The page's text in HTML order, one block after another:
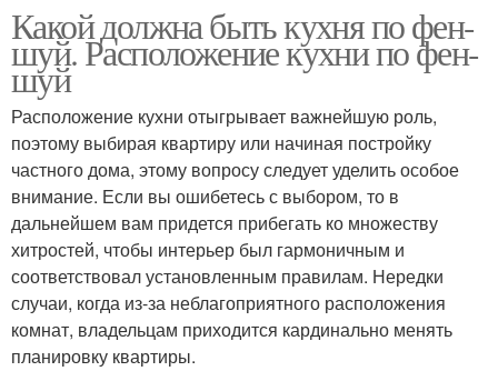
Цвета на окнах Цвета в интерьере
Цвета для подоконника Тенелюбивые цветы
Цвета в кашпо Цвета на подоконнике
Какой должна быть кухня по фен-
шуй. Расположение кухни по фен-
шуй
Расположение кухни отыгрывает важнейшую роль,
поэтому выбирая квартиру или начиная постройку
частного дома, этому вопросу следует уделить особое
внимание. Если вы ошибетесь с выбором, то в
дальнейшем вам придется прибегать ко множеству
хитростей, чтобы интерьер был гармоничным и
соответствовал установленным правилам. Нередки
случаи, когда из-за неблагоприятного расположения
комнат, владельцам приходится кардинально менять
планировку квартиры.